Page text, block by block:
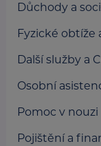
Důchody a
Fyzické
Další služby a
Osobní
Pomoc v nouzi
Pojištění a